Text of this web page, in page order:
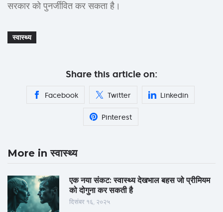
सरकार को पुनर्जीवित कर सकता है।
स्वास्थ्य
Share this article on:
Facebook Twitter Linkedin
Pinterest
More in स्वास्थ्य
एक नया संकट: स्वास्थ्य देखभाल बहस जो प्रीमियम
को दोगुना कर सकती है
दिसंबर १६, २०२५